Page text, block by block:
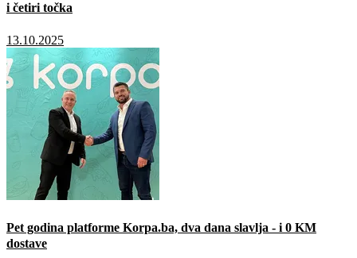
i četiri točka
13.10.2025
Pet godina platforme Korpa.ba, dva dana slavlja - i 0 KM
dostave